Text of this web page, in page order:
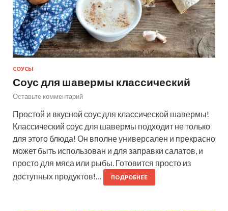
СОУСЫ
Соус для шавермы классический
Оставьте комментарий
Простой и вкусной соус для классической шавермы!
Классический соус для шавермы подходит не только
для этого блюда! Он вполне универсален и прекрасно
может быть использован и для заправки салатов, и
просто для мяса или рыбы. Готовится просто из
доступных продуктов!…
ПОДРОБНЕЕ